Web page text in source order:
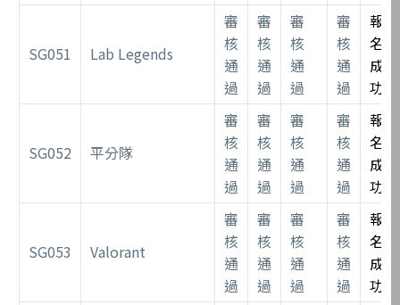
SG051 Lab Legends
審
核
通
過
審
核
通
過
審
核
通
過
審
核
通
過
報
名
成
功
SG052 平分隊
審
核
通
過
審
核
通
過
審
核
通
過
審
核
通
過
報
名
成
功
SG053 Valorant
審
核
通
過
審
核
通
過
審
核
通
過
審
核
通
過
報
名
成
功